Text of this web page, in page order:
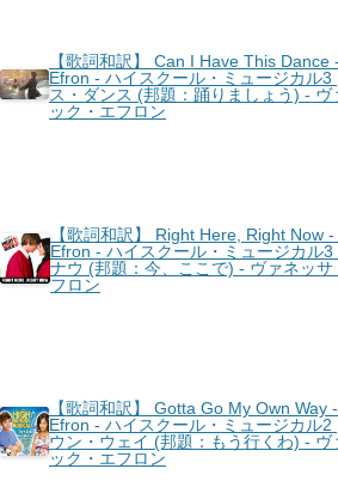
【歌詞和訳】 Can I Have This
Efron - ハイスクール・ミュージカル3
ス・ダンス (邦題：踊りましょう) -
ック・エフロン
【歌詞和訳】 Right Here, Right Now
Efron - ハイスクール・ミュージカル3
ナウ (邦題：今、ここで) - ヴァネッ
フロン
【歌詞和訳】 Gotta Go My Own
Efron - ハイスクール・ミュージカル
ウン・ウェイ (邦題：もう行くわ) -
ック・エフロン